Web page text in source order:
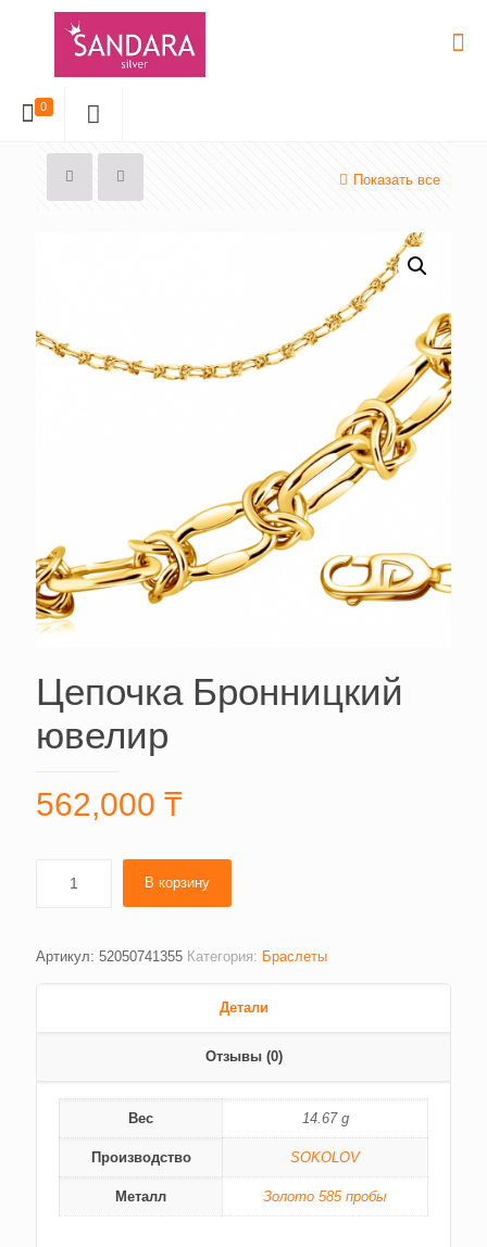
0
Показать все
Цепочка Бронницкий
ювелир
562,000 ₸
В корзину
Артикул: 52050741355 Категория: Браслеты
Детали
Отзывы (0)
Вес 14.67 g
Производство SOKOLOV
Металл Золото 585 пробы